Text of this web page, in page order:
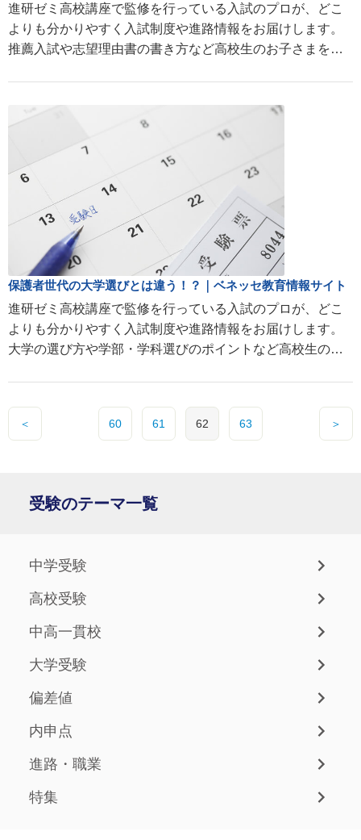
進研ゼミ高校講座で監修を行っている入試のプロが、どこ
よりも分かりやすく入試制度や進路情報をお届けします。
推薦入試や志望理由書の書き方など高校生のお子さまを持
保護者世代の大学選びとは違う！？｜ベネッセ教育情報サイト
進研ゼミ高校講座で監修を行っている入試のプロが、どこ
よりも分かりやすく入試制度や進路情報をお届けします。
大学の選び方や学部・学科選びのポイントなど高校生のお
＜ 60 61 62 63 ＞
受験のテーマ一覧
中学受験
高校受験
中高一貫校
大学受験
偏差値
内申点
進路・職業
特集